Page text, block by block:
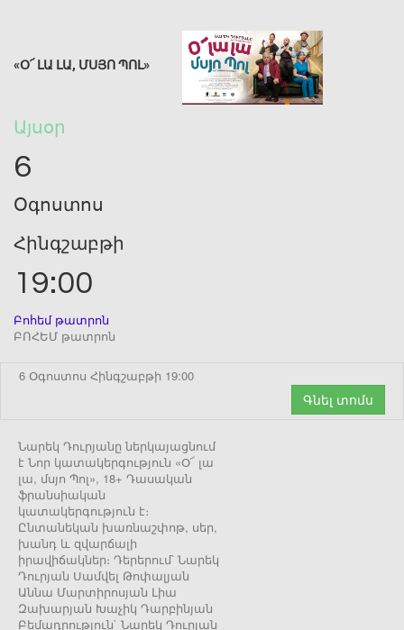
«Օ՜ ԼԱ ԼԱ, ՄՍՅՈ ՊՈԼ»
Այսօր
6
Օգոստոս
Հինգշաբթի
19:00
Բոհեմ թատրոն
ԲՈՀԵՄ թատրոն
6 Օգոստոս Հինգշաբթի 19:00
Գնել տոմս
Նարեկ Դուրյանը ներկայացնում
է Նոր կատակերգություն «Օ՜ լա
լա, մսյո Պոլ», 18+ Դասական
ֆրանսիական
կատակերգություն է։
Ընտանեկան խառնաշփոթ, սեր,
խանդ և զվարճալի
իրավիճակներ։ Դերերում՝ Նարեկ
Դուրյան Սամվել Թոփալյան
Աննա Մարտիրոսյան Լիա
Զախարյան Խաչիկ Դարբինյան
Բեմադրություն` Նարեկ Դուրյան